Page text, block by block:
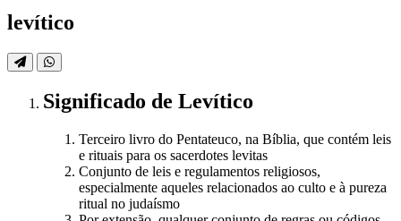
levítico
Significado de Levítico
Terceiro livro do Pentateuco, na Bíblia, que contém leis
e rituais para os sacerdotes levitas
Conjunto de leis e regulamentos religiosos,
especialmente aqueles relacionados ao culto e à pureza
ritual no judaísmo